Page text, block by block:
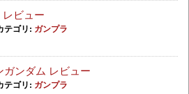
ビュー
テゴリ: ガンプラ
ガンダム レビュー
テゴリ: ガンプラ